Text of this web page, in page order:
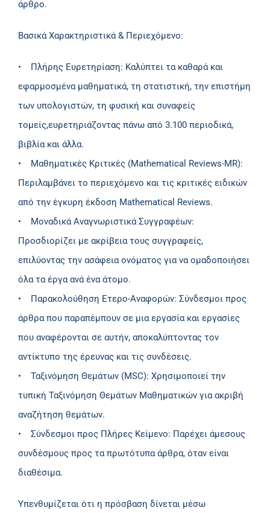
άρθρο.
Βασικά Χαρακτηριστικά & Περιεχόμενο:
• Πλήρης Ευρετηρίαση: Καλύπτει τα καθαρά και
εφαρμοσμένα μαθηματικά, τη στατιστική, την επιστήμη
των υπολογιστών, τη φυσική και συναφείς
τομείς,ευρετηριάζοντας πάνω από 3.100 περιοδικά,
βιβλία και άλλα.
• Μαθηματικές Κριτικές (Mathematical Reviews-MR):
Περιλαμβάνει το περιεχόμενο και τις κριτικές ειδικών
από την έγκυρη έκδοση Mathematical Reviews.
• Μοναδικά Αναγνωριστικά Συγγραφέων:
Προσδιορίζει με ακρίβεια τους συγγραφείς,
επιλύοντας την ασάφεια ονόματος για να ομαδοποιήσει
όλα τα έργα ανά ένα άτομο.
• Παρακολούθηση Ετερο-Αναφορών: Σύνδεσμοι προς
άρθρα που παραπέμπουν σε μια εργασία και εργασίες
που αναφέρονται σε αυτήν, αποκαλύπτοντας τον
αντίκτυπο της έρευνας και τις συνδέσεις.
• Ταξινόμηση Θεμάτων (MSC): Χρησιμοποιεί την
τυπική Ταξινόμηση Θεμάτων Μαθηματικών για ακριβή
αναζήτηση θεμάτων.
• Σύνδεσμοι προς Πλήρες Κείμενο: Παρέχει άμεσους
συνδέσμους προς τα πρωτότυπα άρθρα, όταν είναι
διαθέσιμα.
Υπενθυμίζεται ότι η πρόσβαση δίνεται μέσω